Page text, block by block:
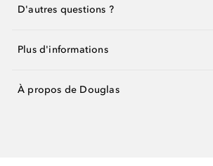
D'autres questions ?
Plus d'informations
À propos de Douglas